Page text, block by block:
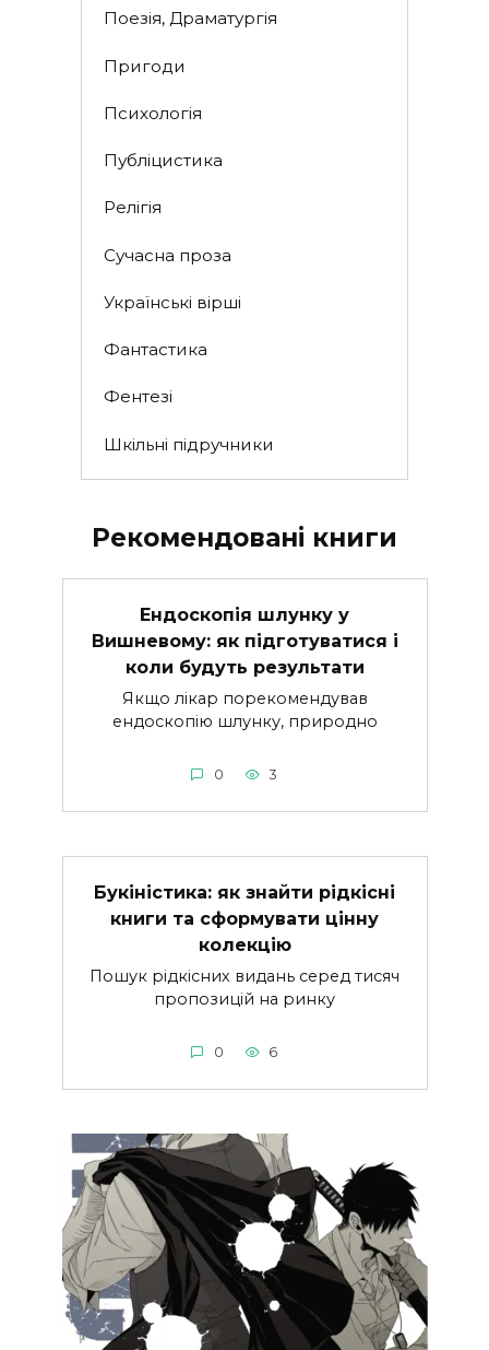
Поезія, Драматургія
Пригоди
Психологія
Публіцистика
Релігія
Сучасна проза
Українські вірші
Фантастика
Фентезі
Шкільні підручники
Рекомендовані книги
Ендоскопія шлунку у
Вишневому: як підготуватися і
коли будуть результати
Якщо лікар порекомендував
ендоскопію шлунку, природно
0 3
Букіністика: як знайти рідкісні
книги та сформувати цінну
колекцію
Пошук рідкісних видань серед тисяч
пропозицій на ринку
0 6